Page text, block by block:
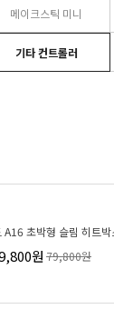
메이크스틱 미니
기타 컨트롤러
A16 초박형 슬림 히트박
원 79,800원